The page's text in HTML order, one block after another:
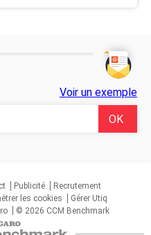
Voir un exemple
Publicité
Recrutement
les cookies
Gérer Utiq
© 2026 CCM Benchmark